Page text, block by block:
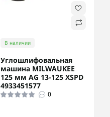
В наличии
Углошлифовальная
машина MILWAUKEE
125 мм AG 13-125 XSPD
4933451577
0